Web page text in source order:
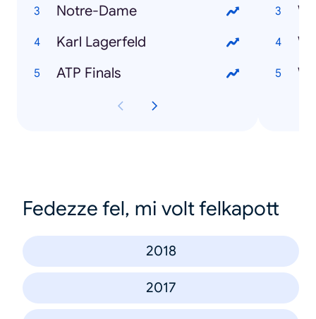
Notre-Dame
Karl Lagerfeld
ATP Finals
Fedezze fel, mi volt felkapott
2018
2017